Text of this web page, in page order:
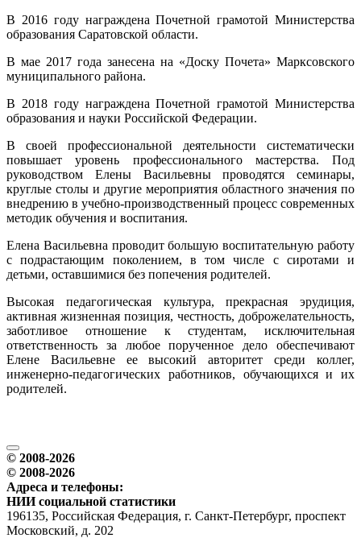
В 2016 году награждена Почетной грамотой Министерства
образования Саратовской области.
В мае 2017 года занесена на «Доску Почета» Марксовского
муниципального района.
В 2018 году награждена Почетной грамотой Министерства
образования и науки Российской Федерации.
В своей профессиональной деятельности систематически
повышает уровень профессионального мастерства. Под
руководством Елены Васильевны проводятся семинары,
круглые столы и другие мероприятия областного значения по
внедрению в учебно-производственный процесс современных
методик обучения и воспитания.
Елена Васильевна проводит большую воспитательную работу
с подрастающим поколением, в том числе с сиротами и
детьми, оставшимися без попечения родителей.
Высокая педагогическая культура, прекрасная эрудиция,
активная жизненная позиция, честность, доброжелательность,
заботливое отношение к студентам, исключительная
ответственность за любое порученное дело обеспечивают
Елене Васильевне ее высокий авторитет среди коллег,
инженерно-педагогических работников, обучающихся и их
родителей.
© 2008-2026
© 2008-2026
Адреса и телефоны:
НИИ социальной статистики
196135, Российская Федерация, г. Санкт-Петербург, проспект
Московский, д. 202